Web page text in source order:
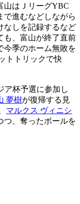
山はＪリーグYBC
で進むなどしながら
なしを記録するなど
も、富山が終了直前
今季のホーム無敗を
トトリックで快
ア杯予選に参加し
夢樹が復帰する見
マルクス ヴィニシ
つ、奪ったボールを